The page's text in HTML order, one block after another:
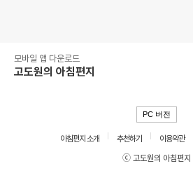
모바일 앱 다운로드
고도원의 아침편지
PC 버전
아침편지 소개 추천하기 이용약관
ⓒ 고도원의 아침편지